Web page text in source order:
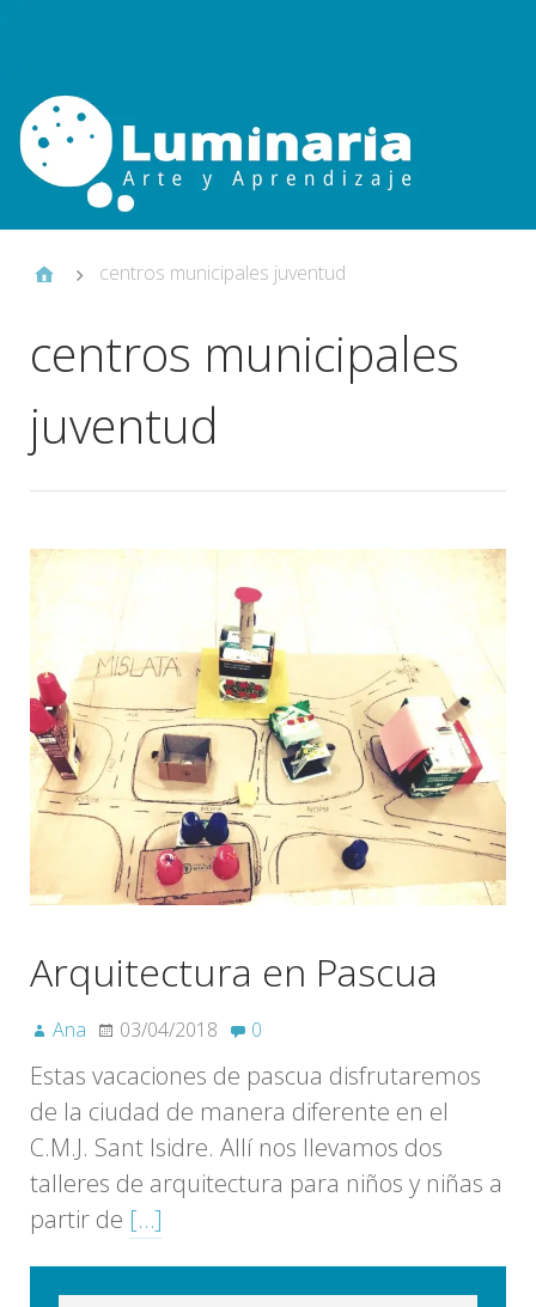
centros municipales juventud
centros municipales
juventud
Arquitectura en Pascua
Ana 03/04/2018 0
Estas vacaciones de pascua disfrutaremos
de la ciudad de manera diferente en el
C.M.J. Sant Isidre. Allí nos llevamos dos
talleres de arquitectura para niños y niñas a
partir de […]